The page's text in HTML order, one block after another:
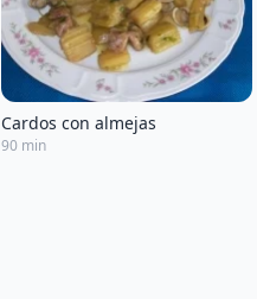
Cardos con almejas
90 min